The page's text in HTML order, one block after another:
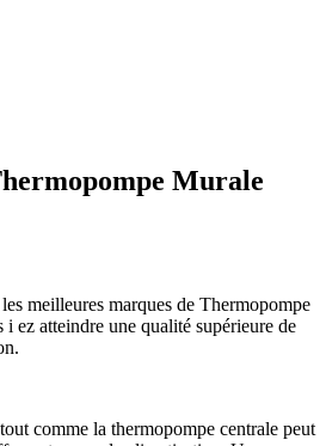
Murale
meilleures marques de Thermopompe
ez atteindre une qualité supérieure de
comme la thermopompe centrale peut